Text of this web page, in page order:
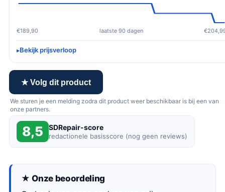
€189,90 laatste 90 dagen
Bekijk prijsverloop
★ Volg dit product
We sturen je een melding zodra dit product weer beschikbaar is bij een van
onze partners.
8,5 SDRepair-score
redactionele basisscore (nog geen reviews)
★ Onze beoordeling